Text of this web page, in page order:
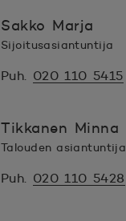
Sakko Marja
Sijoitusasiantuntija
Puh. 020 110 5415
Tikkanen Minna
Talouden asiantuntija
Puh. 020 110 5428